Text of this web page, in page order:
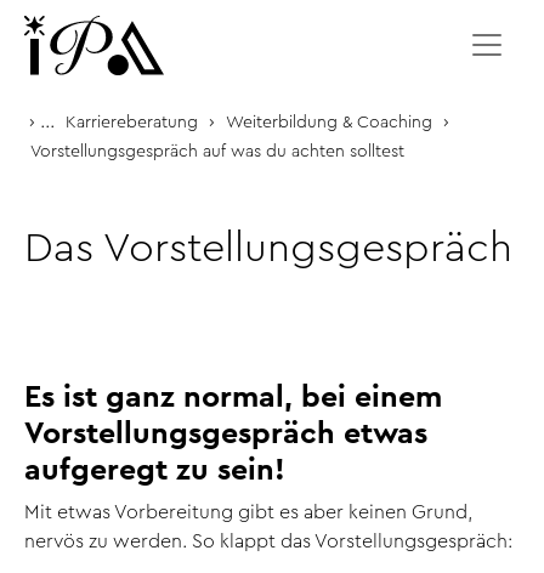
Zum Inhalt springen
› ... Karriereberatung › Weiterbildung & Coaching ›
Vorstellungsgespräch auf was du achten solltest
Das Vorstellungsgespräch
Es ist ganz normal, bei einem
Vorstellungsgespräch etwas
aufgeregt zu sein!
Mit etwas Vorbereitung gibt es aber keinen Grund,
nervös zu werden. So klappt das Vorstellungsgespräch: